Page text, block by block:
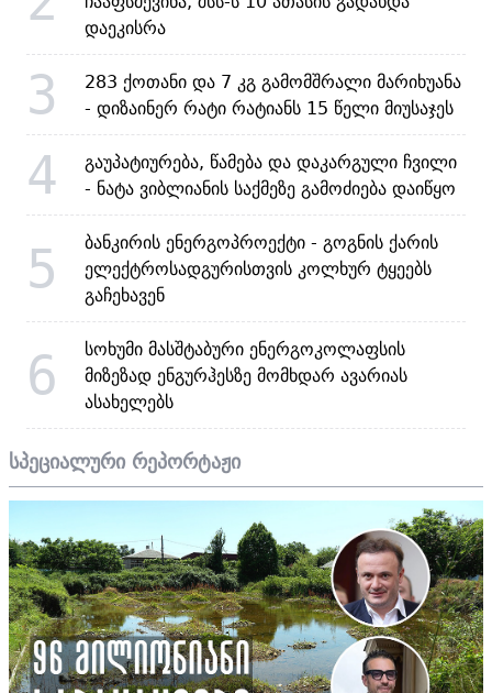
დაეკისრა
3
283 ქოთანი და 7 კგ გამომშრალი მარიხუანა
- დიზაინერ რატი რატიანს 15 წელი მიუსაჯეს
4
გაუპატიურება, წამება და დაკარგული ჩვილი
- ნატა ვიბლიანის საქმეზე გამოძიება დაიწყო
5
ბანკირის ენერგოპროექტი - გოგნის ქარის
ელექტროსადგურისთვის კოლხურ ტყეებს
გაჩეხავენ
6
სოხუმი მასშტაბური ენერგოკოლაფსის
მიზეზად ენგურჰესზე მომხდარ ავარიას
ასახელებს
სპეციალური რეპორტაჟი